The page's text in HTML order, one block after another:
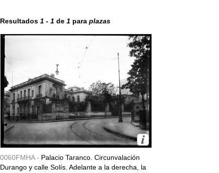
Resultados 1 - 1 de 1 para plazas
0060FMHA - Palacio Taranco. Circunvalación
Durango y calle Solís. Adelante a la derecha, la